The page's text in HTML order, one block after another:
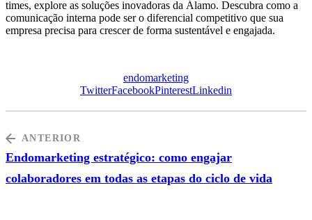
times, explore as soluções inovadoras da Álamo. Descubra como a
comunicação interna pode ser o diferencial competitivo que sua
empresa precisa para crescer de forma sustentável e engajada.
endomarketing
TwitterFacebookPinterestLinkedin
ANTERIOR
Endomarketing estratégico: como engajar
colaboradores em todas as etapas do ciclo de vida